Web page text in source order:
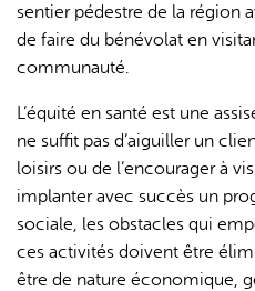
sentier pédestre de la région
de faire du bénévolat en
communauté.
L’équité en santé est une
ne suffit pas d’aiguiller un
loisirs ou de l’encourager à
implanter avec succès un
sociale, les obstacles qui
ces activités doivent être
être de nature économique,